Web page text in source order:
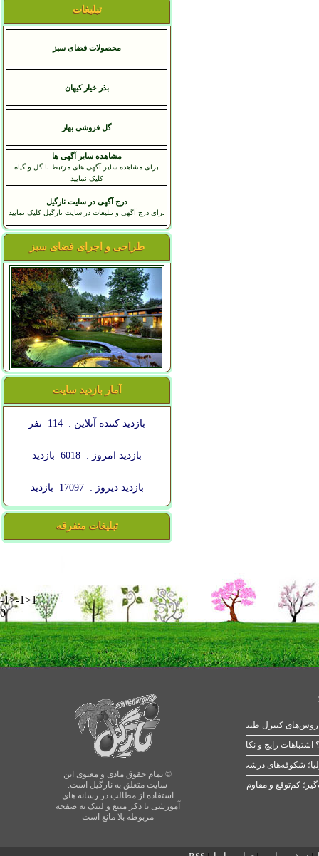
تبلیغات
محصولات فضای سبز
بذر خیار کیهان
گل فروشی بهار
مشاهده سایر آگهی ها
برای مشاهده سایر آگهی های مرتبط با گل و گیاه
کلیک نمایید
درج آگهی در سایت نارگیل
برای درج آگهی و تبلیغات در سایت نارگیل کلیک نمایید
طراحی و اجرای فضای سبز
آمار بازدید سایت
بازدید کننده آنلاین : 114 نفر
بازدید امروز : 6018 بازدید
بازدید دیروز : 17097 بازدید
تبلیغات متفرقه
-1>-1>1
0
© تمام حقوق مادی و معنوی این
سایت متعلق به نارگیل است.
استفاده از مطالب در رسانه های
آموزشی با ذکر منبع و لینک به صفحه
مربوطه بلا مانع است
رایج و نکات طلایی
شکوفه‌های درشت در بهار